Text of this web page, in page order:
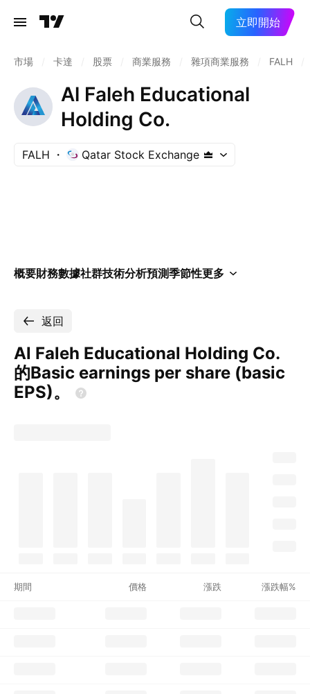
立即開始
市場 卡達 股票 商業服務 雜項商業服務 FALH
Al Faleh Educational
Holding Co.
FALH Qatar Stock Exchange
概要財務數據社群技術分析預測季節性更多
返回
Al Faleh Educational Holding Co.
的Basic earnings per share (basic
EPS)。
期間 價格 漲跌 漲跌幅%